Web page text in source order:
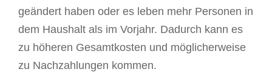
geändert haben oder es leben mehr Personen in
dem Haushalt als im Vorjahr. Dadurch kann es
zu höheren Gesamtkosten und möglicherweise
zu Nachzahlungen kommen.